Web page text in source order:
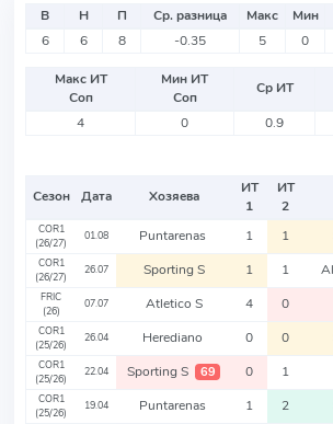
В Н П Ср. разница Макс Мин
6
6 8 -0.35 5 0
Макс ИТ
Соп
Мин ИТ
Соп
Ср ИТ
4
0 0.9
Сезон Дата Хозяева
ИТ
1
ИТ
2
COR1
(26/27)
01.08 Puntarenas 1 1
COR1
(26/27)
26.07 Sporting S 1 1
FRIC
(26)
07.07 Atletico S 4 0
COR1
(25/26)
26.04 Herediano 0 0
COR1
(25/26)
22.04 Sporting S 69 0 1
COR1
(25/26)
19.04 Puntarenas 1 2